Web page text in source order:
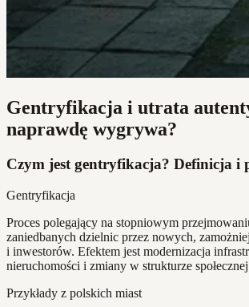
Gentryfikacja i utrata
naprawdę wygrywa?
Czym jest gentryfikacja? Definicja i
Gentryfikacja
Proces polegający na stopniowym
zaniedbanych dzielnic przez nowych,
i inwestorów. Efektem jest modernizacja
nieruchomości i zmiany w strukturze
Przykłady z polskich miast